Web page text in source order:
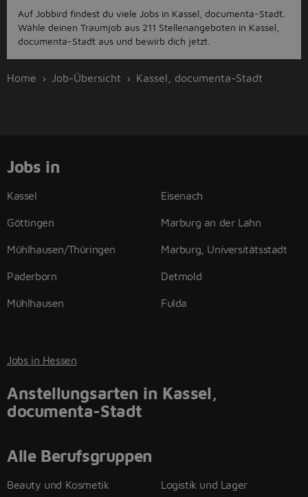
Auf Jobbird findest du viele Jobs in Kassel, documenta-Stadt.
Wähle deinen Traumjob aus 211 Stellenangeboten in Kassel,
documenta-Stadt aus und bewirb dich jetzt.
Home Job-Übersicht Kassel, documenta-Stadt
Jobs in
Kassel
Göttingen
Mühlhausen/Thüringen
Paderborn
Mühlhausen
Eisenach
Marburg an der Lahn
Marburg, Universitätsstadt
Detmold
Fulda
Jobs in Hessen
Anstellungsarten in Kassel,
documenta-Stadt
Alle Berufsgruppen
Beauty und Kosmetik Logistik und Lager